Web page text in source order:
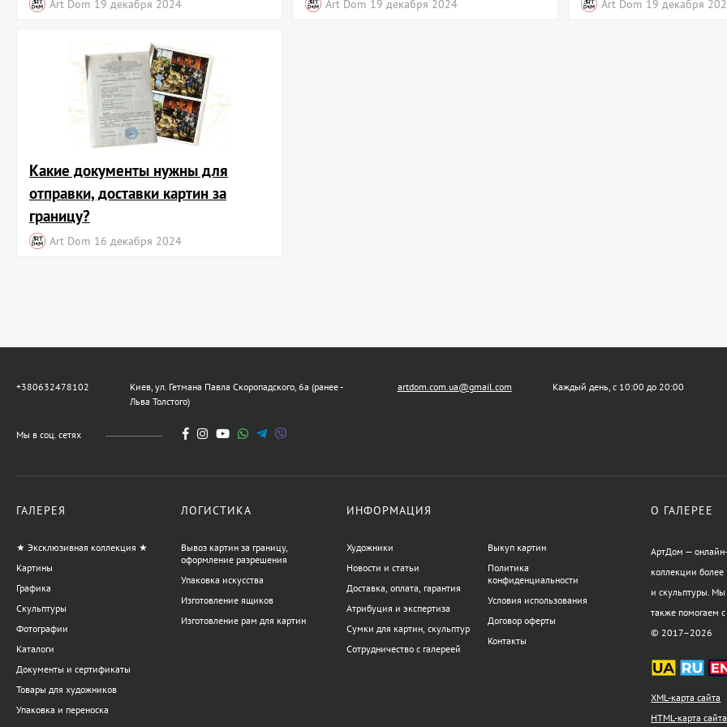
Art Dom 19 декабря 2024 Art Dom 19 декабря 2024 Art Dom 19 декабря
Какие документы нужны для
отправки, доставки картин за
границу?
Art Dom 16 декабря 2024
+380632478102
Киев, ул. Гетмана Павла Скоропадского, 6а (ранее -
Льва Толстого)
artdom.com.ua@gmail.com Каждый день, с 10:00 до 20:00
Мы в соц. сетях
ГАЛЕРЕЯ
★ Эксклюзивная коллекция ★
Картины
Графика
Скульптуры
Фотографии
Каталоги
Документы и сертификаты
Товары для художников
Упаковка и переноска
ЛОГИСТИКА
Вывоз картин за границу,
оформление разрешения
Упаковка искусства
Изготовление ящиков
Изготовление рам для картин
ИНФОРМАЦИЯ
Художники
Новости и статьи
Доставка, оплата, гарантия
Атрибуция и экспертиза
Сумки для картин, скульптур
Сотрудничество с галереей
Выкуп картин
Политика
конфиденциальности
Условия использования
Договор оферты
Контакты
О ГАЛЕРЕЕ
АртДом — онлайн-
коллекции
и скульптуры.
также помогаем
© 2017–2026
XML-карта сайта
HTML-карта сайта